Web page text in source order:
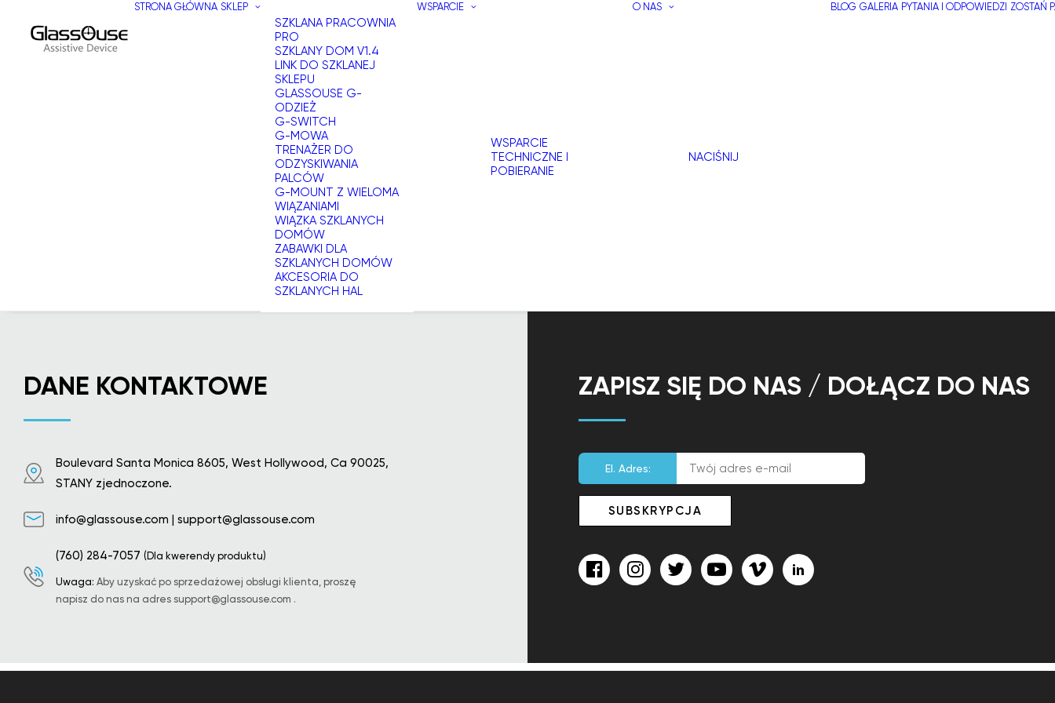
STRONA GŁÓWNA SKLEP
SZKLANA PRACOWNIA
PRO
SZKLANY DOM V1.4
LINK DO SZKLANEJ
SKLEPU
GLASSOUSE G-
ODZIEŻ
G-SWITCH
G-MOWA
TRENAŻER DO
ODZYSKIWANIA
PALCÓW
G-MOUNT Z WIELOMA
WIĄZANIAMI
WIĄZKA SZKLANYCH
DOMÓW
ZABAWKI DLA
SZKLANYCH DOMÓW
AKCESORIA DO
SZKLANYCH HAL
WSPARCIE
WSPARCIE
TECHNICZNE I
POBIERANIE
O NAS
NACIŚNIJ
BLOG GALERIA PYTANIA I ODPOWIEDZI ZOSTAŃ
DANE KONTAKTOWE
Boulevard Santa Monica 8605, West Hollywood, Ca 90025,
STANY zjednoczone.
info@glassouse.com | support@glassouse.com
(760) 284-7057 (Dla kwerendy produktu)
Uwaga: Aby uzyskać po sprzedażowej obsługi klienta, proszę
napisz do nas na adres support@glassouse.com .
ZAPISZ SIĘ DO NAS / DOŁĄCZ DO NAS
El. Adres: